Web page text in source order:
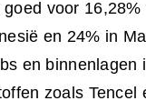
voor 16,28%
en 24% in
en binnenlagen
zoals Tencel